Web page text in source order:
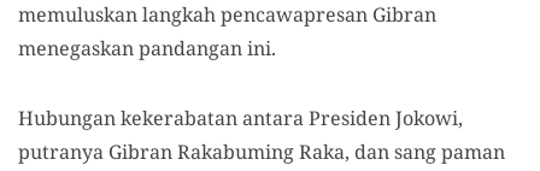
memuluskan langkah pencawapresan Gibran
menegaskan pandangan ini.
Hubungan kekerabatan antara Presiden Jokowi,
putranya Gibran Rakabuming Raka, dan sang paman